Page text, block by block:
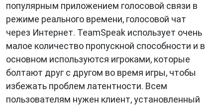
популярным приложением голосовой связи в
режиме реального времени, голосовой чат
через Интернет. TeamSpeak использует очень
малое количество пропускной способности и в
основном используются игроками, которые
болтают друг с другом во время игры, чтобы
избежать проблем латентности. Всем
пользователям нужен клиент, установленный